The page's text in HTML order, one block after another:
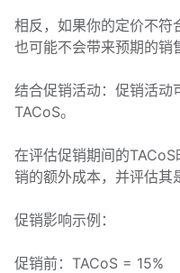
相反，如果你的定价不符
也可能不会带来预期的销
结合促销活动：促销活动
TACoS。
在评估促销期间的
销的额外成本，并评估其
促销影响示例：
促销前：TACoS = 15%